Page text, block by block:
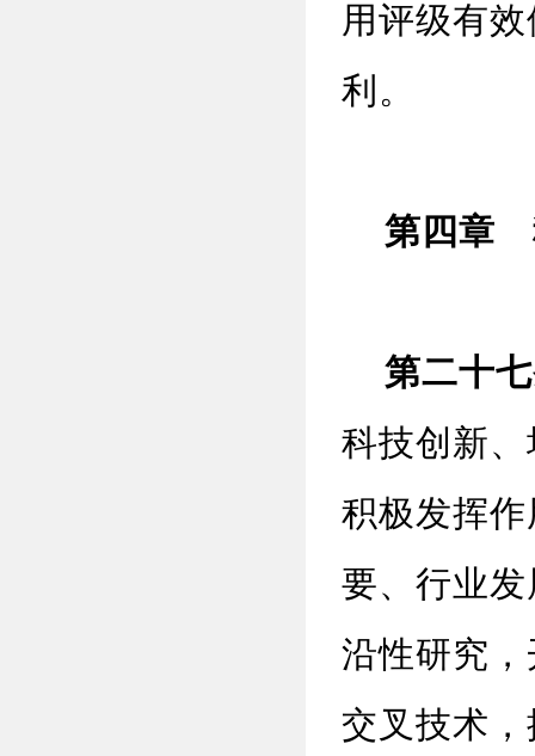
用评级有
利。
第四章
第二十
科技创新
积极发挥
要、行业
沿性研究
交叉技术